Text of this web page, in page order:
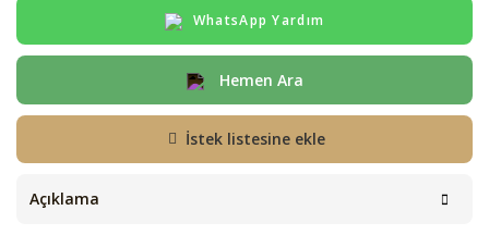
WhatsApp Yardım
Hemen Ara
İstek listesine ekle
Açıklama